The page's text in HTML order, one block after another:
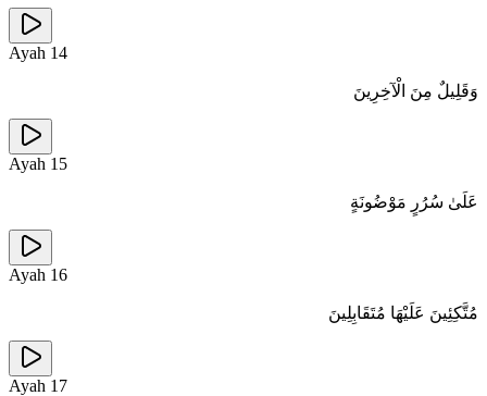
Ayah 14
وَقَلِيلٌ مِنَ الْآخِرِينَ
Ayah 15
عَلَىٰ سُرُرٍ مَوْضُونَةٍ
Ayah 16
مُتَّكِئِينَ عَلَيْهَا مُتَقَابِلِينَ
Ayah 17